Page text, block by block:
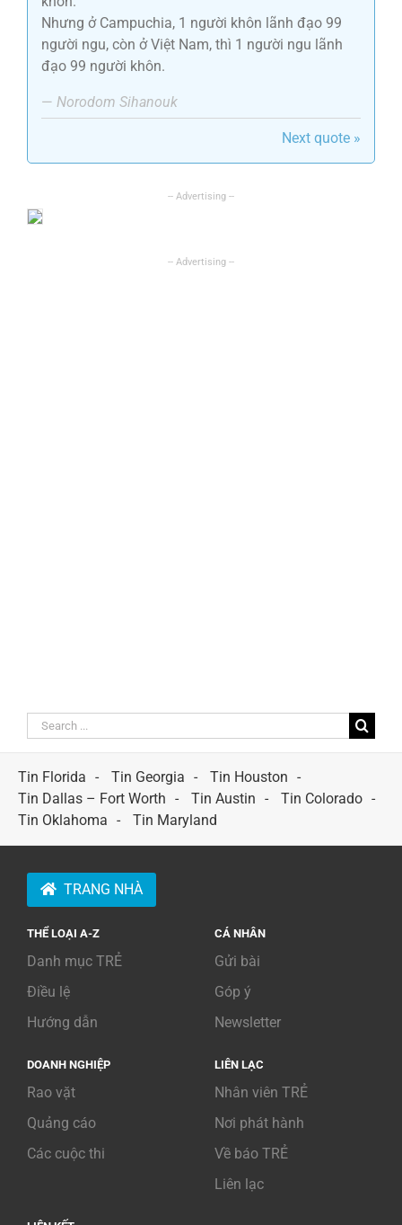
Nhưng ở Campuchia, 1 người khôn lãnh đạo 99
người ngu, còn ở Việt Nam, thì 1 người ngu lãnh
đạo 99 người khôn.
— Norodom Sihanouk
Next quote »
Search
for:
Tin Florida
Tin Georgia
Tin Houston
Tin Dallas – Fort Worth
Tin Austin
Tin Colorado
Tin Oklahoma
Tin Maryland
TRANG NHÀ
THỂ LOẠI A-Z
Danh mục TRẺ
Điều lệ
Hướng dẫn
CÁ NHÂN
Gửi bài
Góp ý
Newsletter
DOANH NGHIỆP
Rao vặt
Quảng cáo
Các cuộc thi
LIÊN LẠC
Nhân viên TRẺ
Nơi phát hành
Về báo TRẺ
Liên lạc